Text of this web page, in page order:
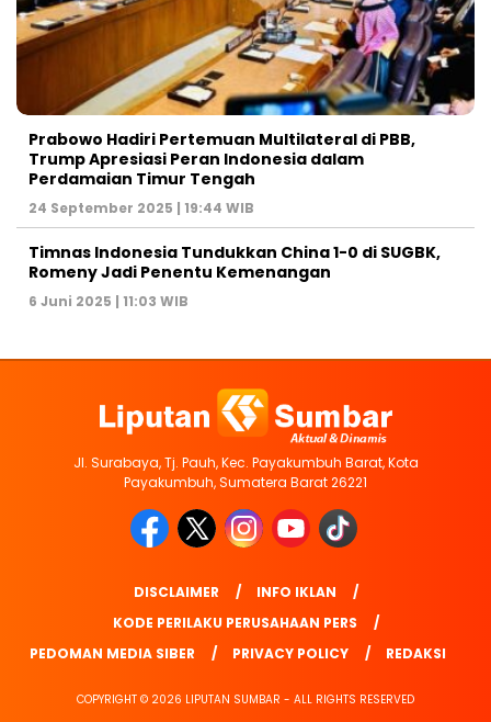
Prabowo Hadiri Pertemuan Multilateral di PBB,
Trump Apresiasi Peran Indonesia dalam
Perdamaian Timur Tengah
24 September 2025 | 19:44 WIB
Timnas Indonesia Tundukkan China 1-0 di SUGBK,
Romeny Jadi Penentu Kemenangan
6 Juni 2025 | 11:03 WIB
Jl. Surabaya, Tj. Pauh, Kec. Payakumbuh Barat, Kota
Payakumbuh, Sumatera Barat 26221
DISCLAIMER
INFO IKLAN
KODE PERILAKU PERUSAHAAN PERS
PEDOMAN MEDIA SIBER
PRIVACY POLICY REDAKSI
COPYRIGHT © 2026 LIPUTAN SUMBAR - ALL RIGHTS RESERVED